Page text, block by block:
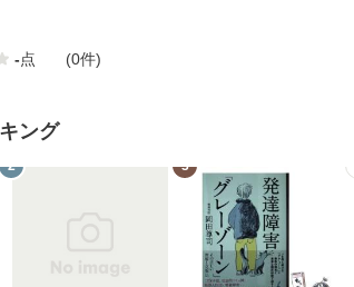
-点 (0件)
ング
2 3